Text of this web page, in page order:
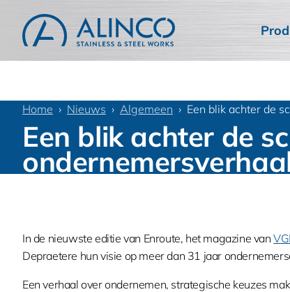
Home Nieuws Algemeen Een blik achter de
Een blik achter de
In de nieuwste editie van Enroute, het magazine van
Depraetere hun visie op meer dan 31 jaar
Een verhaal over ondernemen, strategische keuzes